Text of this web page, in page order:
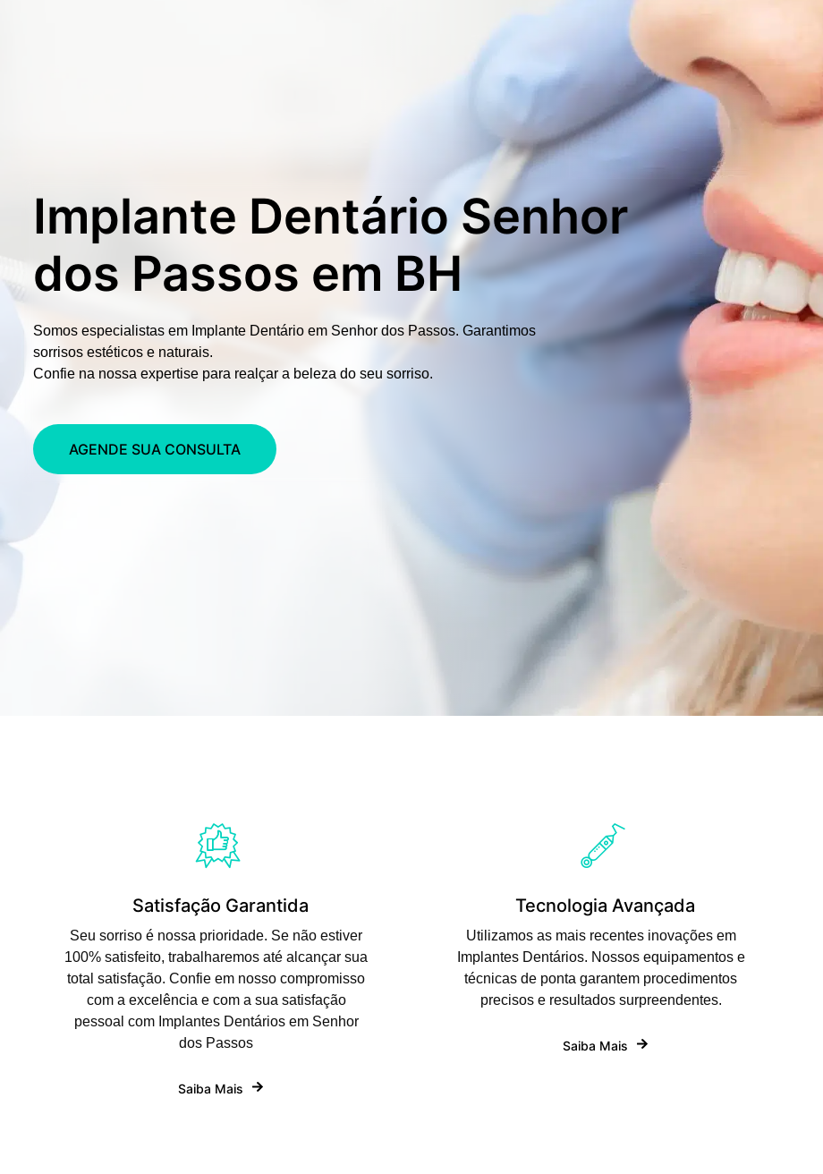
Implante Dentário Senhor
dos Passos em BH
Somos especialistas em Implante Dentário em Senhor dos Passos. Garantimos
sorrisos estéticos e naturais.
Confie na nossa expertise para realçar a beleza do seu sorriso.
AGENDE SUA CONSULTA
Satisfação Garantida
Seu sorriso é nossa prioridade. Se não estiver
100% satisfeito, trabalharemos até alcançar sua
total satisfação. Confie em nosso compromisso
com a excelência e com a sua satisfação
pessoal com Implantes Dentários em Senhor
dos Passos
Saiba Mais
Tecnologia Avançada
Utilizamos as mais recentes inovações em
Implantes Dentários. Nossos equipamentos e
técnicas de ponta garantem procedimentos
precisos e resultados surpreendentes.
Saiba Mais